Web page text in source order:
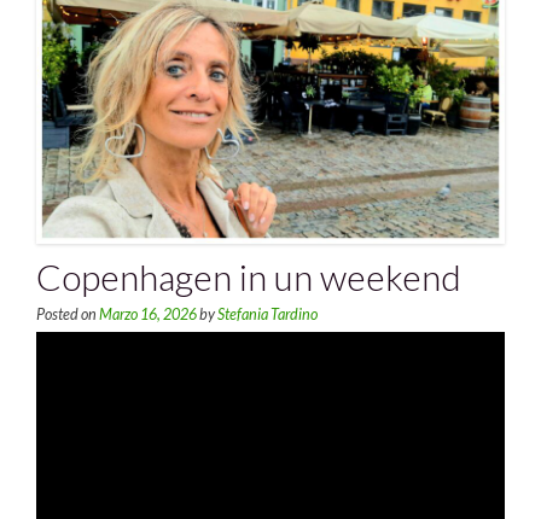
Copenhagen in un weekend
Posted on Marzo 16, 2026byStefania Tardino